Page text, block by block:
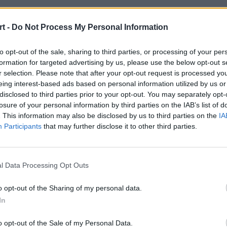
- Do Not Process My Personal Information
opt-out of the sale, sharing to third parties, or processing of your
for targeted advertising by us, please use the below opt-out
selection. Please note that after your opt-out request is processed
interest-based ads based on personal information utilized by us
to third parties prior to your opt-out. You may separately
of your personal information by third parties on the IAB’s list of
This information may also be disclosed by us to third parties on the
Participants that may further disclose it to other third parties.
Data Processing Opt Outs
opt-out of the Sharing of my personal data.
opt-out of the Sale of my Personal Data.
otwarte
TI 6
przez otwarte kwalifikacje do
sobie miejsce w zamkniętych
kwalifikacje do The Internatinal 6 w swoich